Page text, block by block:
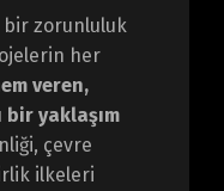
zorunluluk
her
veren,
yaklaşım
çevre
ilkeleri